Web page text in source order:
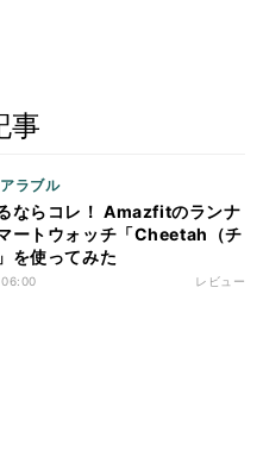
事
ラブル
ならコレ！ Amazfitのランナ
ートウォッチ「Cheetah（チ
を使ってみた
レビュー